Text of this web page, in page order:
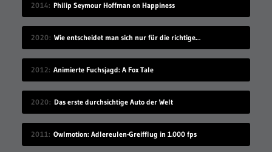
2014 Philip Seymour Hoffman on Happiness
2020 Wie entscheidet man sich nur für die richtige Idee?
2012 Animierte Fuchsjagd: A Fox Tale
2020 Das erste durchsichtige Auto der Welt
2011 Owlmotion: Adlereulen-Greifflug in 1.000 fps